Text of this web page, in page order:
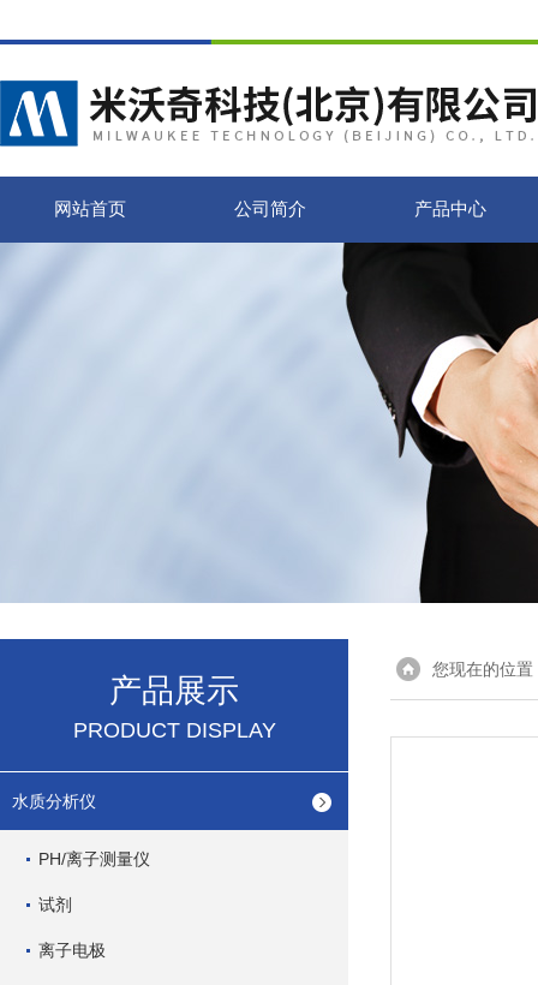
网站首页 公司简介 产品中心
产品展示
PRODUCT DISPLAY
水质分析仪
PH/离子测量仪
试剂
离子电极
您现在的位置